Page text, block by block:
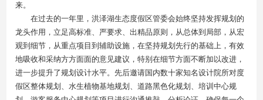
来。
在过去的一年里，洪泽湖生态度假区管委会始终坚持发挥规划的
龙头作用，立足高标准、严要求、出精品原则，从总体到局部，从宏
观到细节，从重点项目到辅助设施，在坚持规划先行的基础上，有效
地吸收和采纳方方面面的意见建议，特别在细节方面不断加以改进，
进一步提升了规划设计水平。先后邀请国内数十家知名设计院所对度
假区整体规划、水生植物基地规划、道路黑色化规划、培训中心规